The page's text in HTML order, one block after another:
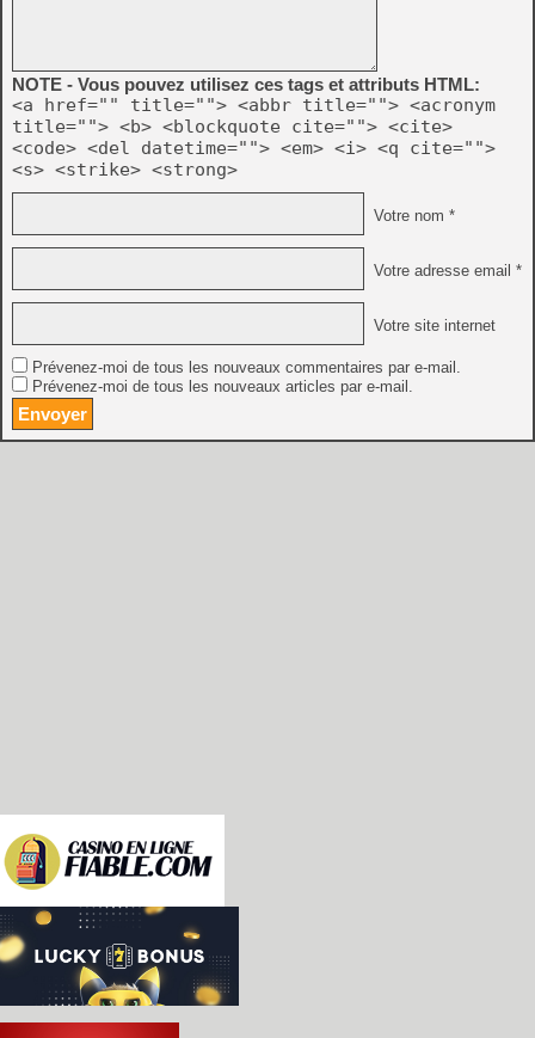
NOTE - Vous pouvez utilisez ces tags et attributs HTML:
<a href="" title=""> <abbr title=""> <acronym
title=""> <b> <blockquote cite=""> <cite>
<code> <del datetime=""> <em> <i> <q cite="">
<s> <strike> <strong>
Votre nom *
Votre adresse email *
Votre site internet
Prévenez-moi de tous les nouveaux commentaires par e-mail.
Prévenez-moi de tous les nouveaux articles par e-mail.